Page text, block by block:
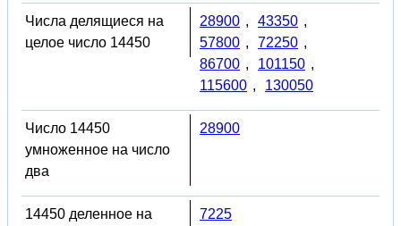
Числа делящиеся на
целое число 14450
28900 , 43350 ,
57800 , 72250 ,
86700 , 101150 ,
115600 , 130050
Число 14450
умноженное на число
два
28900
14450 деленное на
7225